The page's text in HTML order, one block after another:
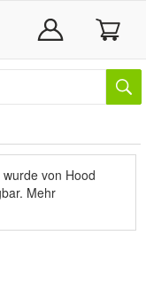
von Hood
Mehr